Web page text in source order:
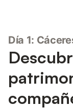
Día 1: